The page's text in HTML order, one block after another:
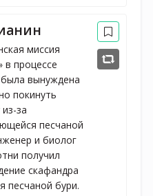
миссия
в процессе
вынуждена
покинуть
за
песчаной
и биолог
получил
скафандра
песчаной бури.